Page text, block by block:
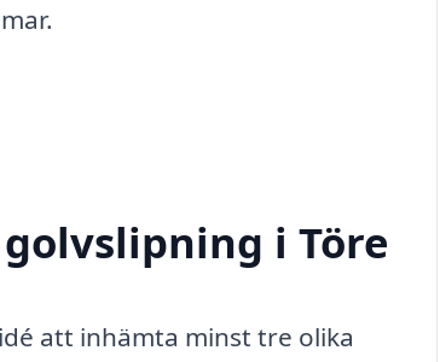
i Töre
att inhämta minst tre olika